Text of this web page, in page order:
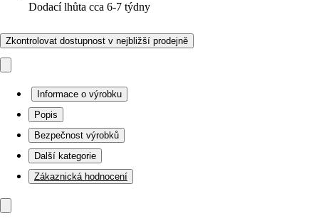
Dodací lhůta cca 6-7 týdny
Zkontrolovat dostupnost v nejbližší prodejně
Informace o výrobku
Popis
Bezpečnost výrobků
Další kategorie
Zákaznická hodnocení